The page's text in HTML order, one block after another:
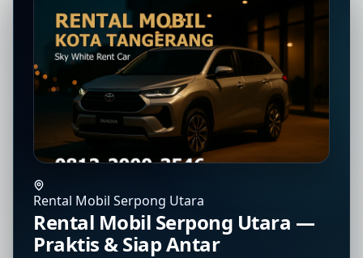
Rental Mobil Serpong Utara
Rental Mobil Serpong Utara —
Praktis & Siap Antar